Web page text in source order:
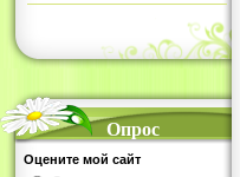
Опрос
Оцените мой сайт